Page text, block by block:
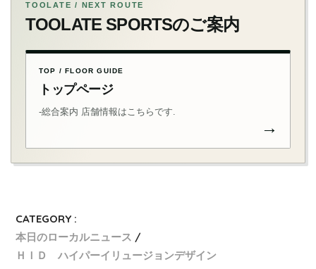
TOOLATE / NEXT ROUTE
TOOLATE SPORTSのご案内
TOP / FLOOR GUIDE
トップページ
-総合案内 店舗情報はこちらです.
→
CATEGORY :
本日のローカルニュース
ＨＩＤ ハイパーイリュージョンデザイン